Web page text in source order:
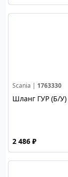
Scania | 1763330
Шланг ГУР (Б/У)
2 486 ₽